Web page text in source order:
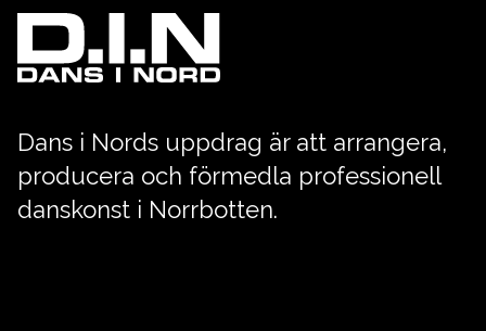
Dans i Nords uppdrag är att arrangera,
producera och förmedla professionell
danskonst i Norrbotten.